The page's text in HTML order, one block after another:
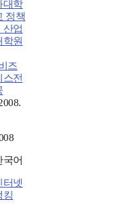
대학
정책
산업
학원
즈
스전
국어
터넷
킹